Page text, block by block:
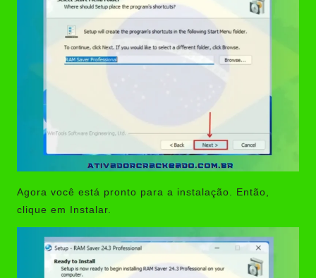
Agora você está pronto para a instalação. Então,
clique em Instalar.